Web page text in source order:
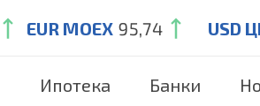
EUR MOEX 95,74 USD
Ипотека Банки